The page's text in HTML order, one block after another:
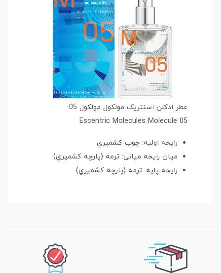
عطر ادکلن اسنتریک مولکول مولکول 05-
Escentric Molecules Molecule 05
رایحه اولیه: چوب کشميري
میان رایحه میانی: ترمه (پارچه کشميري)
رایحه پایه: ترمه (پارچه کشميري)